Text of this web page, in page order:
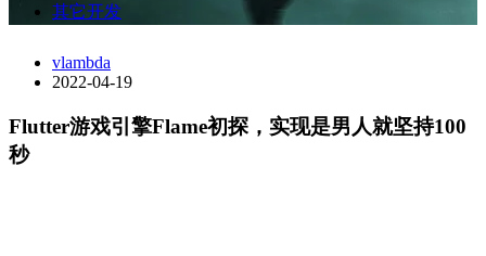
其它开发
vlambda
2022-04-19
Flutter游戏引擎Flame初探，实现是男人就坚持100
秒